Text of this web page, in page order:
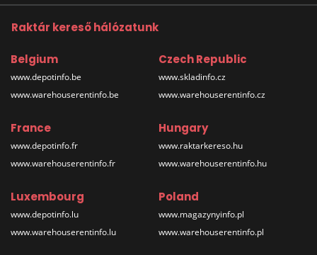
Raktár kereső hálózatunk
Belgium
www.depotinfo.be
www.warehouserentinfo.be
Czech Republic
www.skladinfo.cz
www.warehouserentinfo.cz
France
www.depotinfo.fr
www.warehouserentinfo.fr
Hungary
www.raktarkereso.hu
www.warehouserentinfo.hu
Luxembourg
www.depotinfo.lu
www.warehouserentinfo.lu
Poland
www.magazynyinfo.pl
www.warehouserentinfo.pl